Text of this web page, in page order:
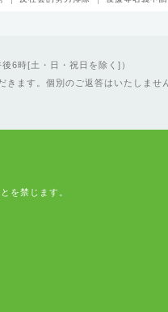
6時[土・日・祝日を除く]）
きます。個別のご返答はいたしませ
を禁じます。